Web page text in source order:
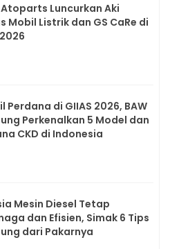
Luncurkan Aki
Mobil Listrik dan GS CaRe di
Perdana di GIIAS 2026, BAW
Perkenalkan 5 Model dan
CKD di Indonesia
Mesin Diesel Tetap
dan Efisien, Simak 6 Tips
dari Pakarnya